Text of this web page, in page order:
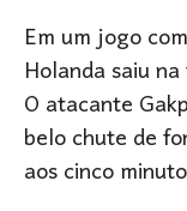
Em um jogo
Holanda saiu
O atacante
belo chute de
aos cinco